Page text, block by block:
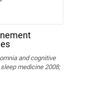
and cognitive
medicine 2008;